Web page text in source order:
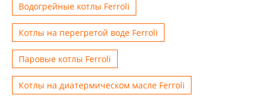
Водогрейные котлы Ferroli
Котлы на перегретой воде Ferroli
Паровые котлы Ferroli
Котлы на диатермическом масле Ferroli